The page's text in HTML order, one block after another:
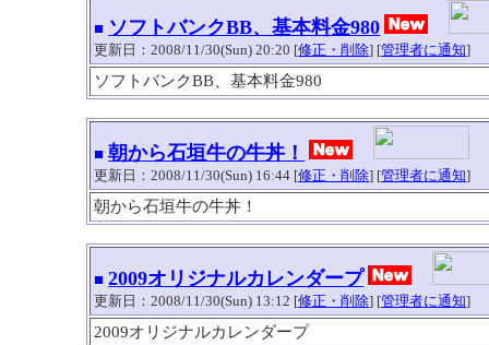
■ ソフトバンクBB、基本料金980
更新日：2008/11/30(Sun) 20:20 [修正・削除] [管理者に通知]
ソフトバンクBB、基本料金980
■ 朝から石垣牛の牛丼！
更新日：2008/11/30(Sun) 16:44 [修正・削除] [管理者に通知]
朝から石垣牛の牛丼！
■ 2009オリジナルカレンダープ
更新日：2008/11/30(Sun) 13:12 [修正・削除] [管理者に通知]
2009オリジナルカレンダープ